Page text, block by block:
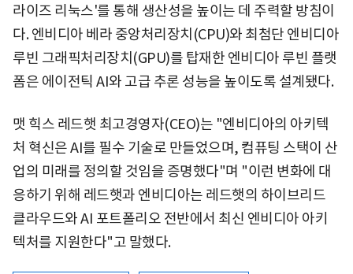
라이즈 리눅스'를 통해 생산성을 높이는 데 주력할 방침이
다. 엔비디아 베라 중앙처리장치(CPU)와 최첨단 엔비디아
루빈 그래픽처리장치(GPU)를 탑재한 엔비디아 루빈 플랫
폼은 에이전틱 AI와 고급 추론 성능을 높이도록 설계됐다.
맷 힉스 레드햇 최고경영자(CEO)는 "엔비디아의 아키텍
처 혁신은 AI를 필수 기술로 만들었으며, 컴퓨팅 스택이 산
업의 미래를 정의할 것임을 증명했다"며 "이런 변화에 대
응하기 위해 레드햇과 엔비디아는 레드햇의 하이브리드
클라우드와 AI 포트폴리오 전반에서 최신 엔비디아 아키
텍처를 지원한다"고 말했다.